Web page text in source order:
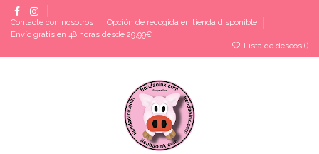
Contacte con nosotros
Opción de recogida en tienda disponible
Envío gratis en 48 horas desde 29,99€
Lista de deseos ()